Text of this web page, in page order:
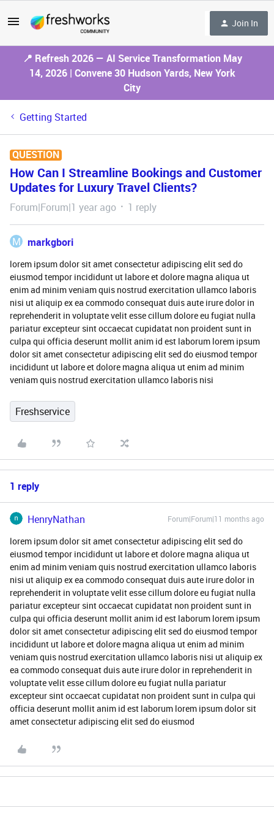
Join In
📍 Refresh 2026 — AI Service Transformation May
14, 2026 | Convene 30 Hudson Yards, New York
City
Getting Started
QUESTION
How Can I Streamline Bookings and Customer
Updates for Luxury Travel Clients?
Forum|Forum|1 year ago 1 reply
M markgbori
lorem ipsum dolor sit amet consectetur adipiscing elit sed do
eiusmod tempor incididunt ut labore et dolore magna aliqua ut
enim ad minim veniam quis nostrud exercitation ullamco laboris
nisi ut aliquip ex ea commodo consequat duis aute irure dolor in
reprehenderit in voluptate velit esse cillum dolore eu fugiat nulla
pariatur excepteur sint occaecat cupidatat non proident sunt in
culpa qui officia deserunt mollit anim id est laborum lorem ipsum
dolor sit amet consectetur adipiscing elit sed do eiusmod tempor
incididunt ut labore et dolore magna aliqua ut enim ad minim
veniam quis nostrud exercitation ullamco laboris nisi
Freshservice
1 reply
HenryNathan Forum|Forum|11 months ago
lorem ipsum dolor sit amet consectetur adipiscing elit sed do
eiusmod tempor incididunt ut labore et dolore magna aliqua ut
enim ad minim veniam quis nostrud exercitation ullamco laboris
nisi ut aliquip ex ea commodo consequat duis aute irure dolor in
reprehenderit in voluptate velit esse cillum dolore eu fugiat nulla
pariatur excepteur sint occaecat cupidatat non proident sunt in
culpa qui officia deserunt mollit anim id est laborum lorem ipsum
dolor sit amet consectetur adipiscing elit sed do eiusmod tempor
incididunt ut labore et dolore magna aliqua ut enim ad minim
veniam quis nostrud exercitation ullamco laboris nisi ut aliquip ex
ea commodo consequat duis aute irure dolor in reprehenderit in
voluptate velit esse cillum dolore eu fugiat nulla pariatur
excepteur sint occaecat cupidatat non proident sunt in culpa qui
officia deserunt mollit anim id est laborum lorem ipsum dolor sit
amet consectetur adipiscing elit sed do eiusmod